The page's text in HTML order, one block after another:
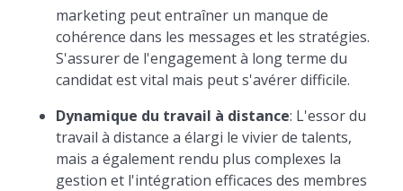
marketing peut entraîner un manque de
cohérence dans les messages et les stratégies.
S'assurer de l'engagement à long terme du
candidat est vital mais peut s'avérer difficile.
Dynamique du travail à distance: L'essor du
travail à distance a élargi le vivier de talents,
mais a également rendu plus complexes la
gestion et l'intégration efficaces des membres